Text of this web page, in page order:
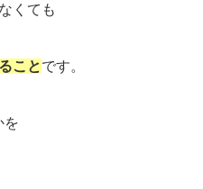
くても
ことです。
を